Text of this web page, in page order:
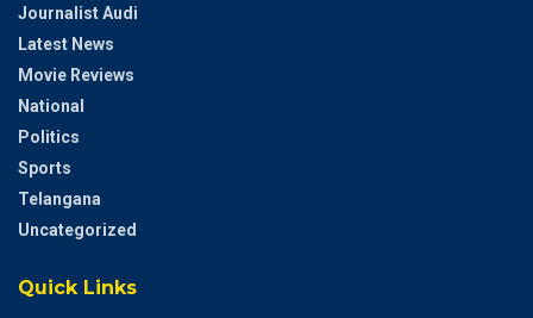
Journalist Audi
Latest News
Movie Reviews
National
Politics
Sports
Telangana
Uncategorized
Quick Links